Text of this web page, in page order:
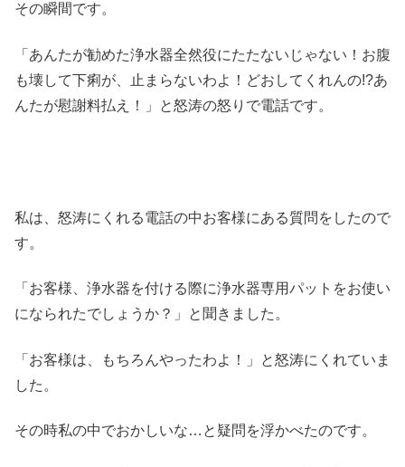
その瞬間です。
「あんたが勧めた浄水器全然役にたたないじゃない！お腹
も壊して下痢が、止まらないわよ！どおしてくれんの!?あ
んたが慰謝料払え！」と怒涛の怒りで電話です。
私は、怒涛にくれる電話の中お客様にある質問をしたので
す。
「お客様、浄水器を付ける際に浄水器専用パットをお使い
になられたでしょうか？」と聞きました。
「お客様は、もちろんやったわよ！」と怒涛にくれていま
した。
その時私の中でおかしいな…と疑問を浮かべたのです。